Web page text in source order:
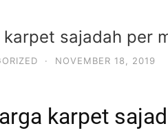
karpet sajadah per
· NOVEMBER 18, 2019
karpet